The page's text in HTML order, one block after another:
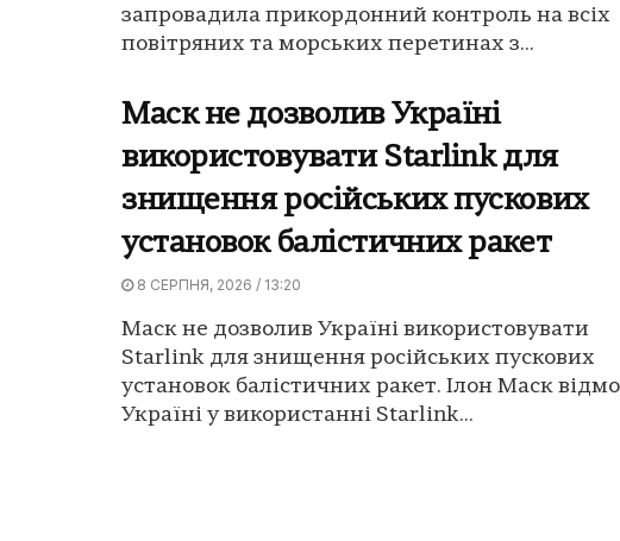
запровадила прикордонний контроль на всіх
повітряних та морських перетинах з...
Маск не дозволив Україні
використовувати Starlink для
знищення російських пускових
установок балістичних ракет
8 СЕРПНЯ, 2026 / 13:20
Маск не дозволив Україні використовувати
Starlink для знищення російських пускових
установок балістичних ракет. Ілон Маск
Україні у використанні Starlink...